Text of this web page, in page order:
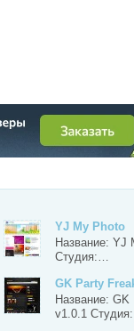
YJ My Photo
Название: YJ
Студия:…
GK Party
Название:
v1.0.1